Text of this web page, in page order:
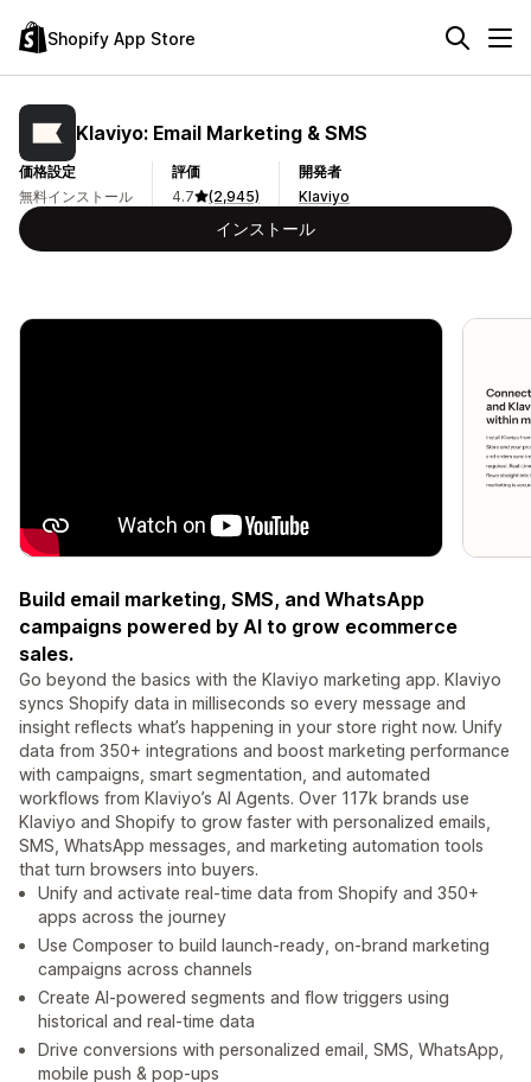
Shopify App Store
Klaviyo: Email Marketing & SMS
価格設定
無料インストール
評価
4.7
(2,945)
開発者
Klaviyo
インストール
Build email marketing, SMS, and WhatsApp
campaigns powered by AI to grow ecommerce
sales.
Go beyond the basics with the Klaviyo marketing app. Klaviyo
syncs Shopify data in milliseconds so every message and
insight reflects what’s happening in your store right now. Unify
data from 350+ integrations and boost marketing performance
with campaigns, smart segmentation, and automated
workflows from Klaviyo’s AI Agents. Over 117k brands use
Klaviyo and Shopify to grow faster with personalized emails,
SMS, WhatsApp messages, and marketing automation tools
that turn browsers into buyers.
Unify and activate real-time data from Shopify and 350+
apps across the journey
Use Composer to build launch-ready, on-brand marketing
campaigns across channels
Create AI-powered segments and flow triggers using
historical and real-time data
Drive conversions with personalized email, SMS, WhatsApp,
mobile push & pop-ups